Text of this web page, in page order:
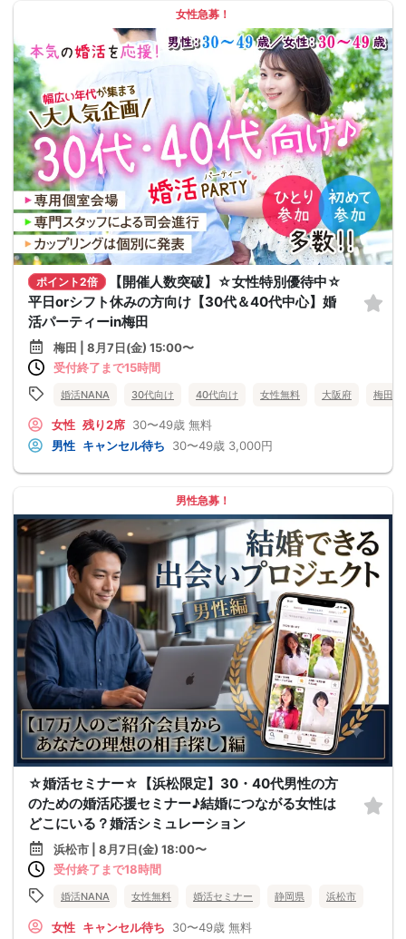
女性急募！
ポイント2倍
【開催人数突破】☆女性特別優待中☆
平日orシフト休みの方向け【30代＆40代中心】婚
活パーティーin梅田
梅田 | 8月7日(金) 15:00〜
受付終了まで15時間
婚活NANA 30代向け 40代向け 女性無料 大阪府 梅田
女性 残り2席 30〜49歳 無料
男性 キャンセル待ち 30〜49歳 3,000円
男性急募！
☆婚活セミナー☆【浜松限定】30・40代男性の方
のための婚活応援セミナー♪結婚につながる女性は
どこにいる？婚活シミュレーション
浜松市 | 8月7日(金) 18:00〜
受付終了まで18時間
婚活NANA 女性無料 婚活セミナー 静岡県 浜松市
女性 キャンセル待ち 30〜49歳 無料